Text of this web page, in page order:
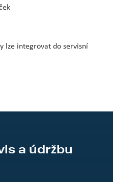
lze integrovat do servisní
a údržbu